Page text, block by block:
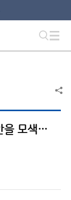
침묵의 살인자 ‘폭염’의 대응방안을 모색하다